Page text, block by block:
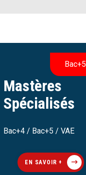
Mastères
Spécialisés
Bac+5
Bac+4 / Bac+5 / VAE
EN SAVOIR +